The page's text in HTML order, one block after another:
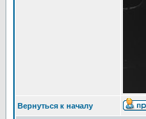
Вернуться к началу